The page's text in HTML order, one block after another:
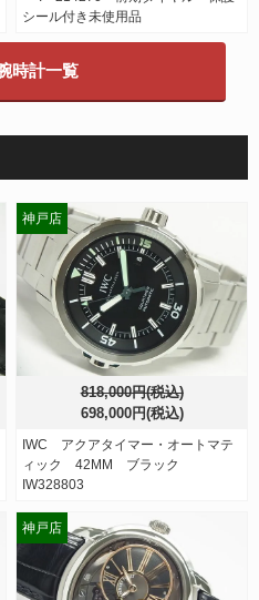
シール付き未使用品
時計一覧
818,000円(税込)
698,000円(税込)
IWC アクアタイマー・オートマテ
ィック 42MM ブラック
IW328803
神戸店
神戸店